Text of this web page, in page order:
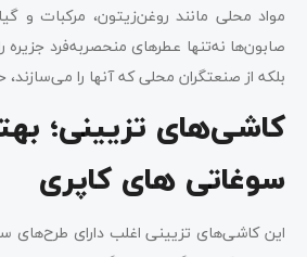
مواد محلی مانند روغن‌زیتون، مرکبات و
صابون‌ها نه‌تنها عطرهای منحصربه‌فرد جزیره
بلکه از صنعتگران محلی که آنها را
کاشی‌های تزیینی؛
سوغاتی‌ های کاپری
این کاشی‌های تزیینی اغلب دارای طرح‌های